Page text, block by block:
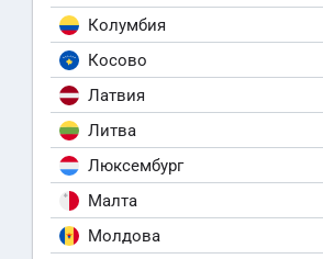
Колумбия
Косово
Латвия
Литва
Люксембург
Малта
Молдова